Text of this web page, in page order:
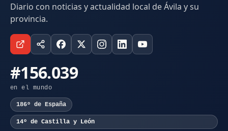
Diario con noticias y actualidad local de Ávila y su
provincia.
#156.039
en el mundo
186º de España
14º de Castilla y León